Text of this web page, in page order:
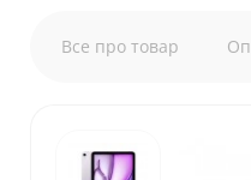
Все про товар